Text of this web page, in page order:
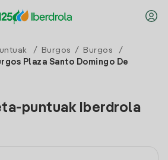
/ Burgos / Burgos
/
Plaza Santo Domingo De
puntuak Iberdrola